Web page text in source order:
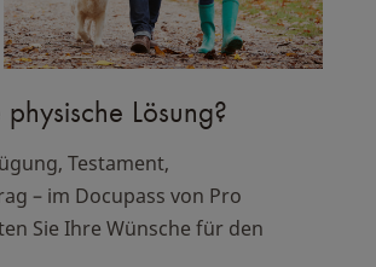
Lösung?
Testament,
– im Docupass von Pro
Sie Ihre Wünsche für den